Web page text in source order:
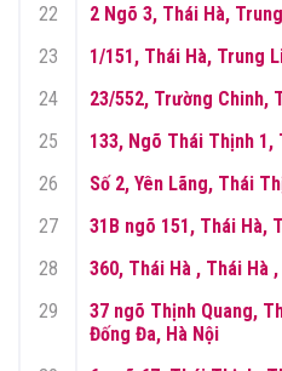
22
2 Ngõ 3, Thái Hà,
23
1/151, Thái Hà, Trung
24
23/552, Trường Chinh,
25
133, Ngõ Thái Thịnh
26
Số 2, Yên Lãng, Thái
27
31B ngõ 151, Thái Hà,
28
360, Thái Hà , Thái Hà
29
37 ngõ Thịnh Quang,
Đống Đa, Hà Nội